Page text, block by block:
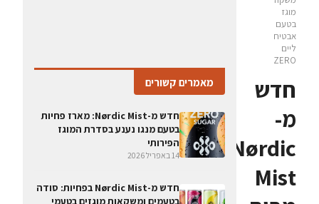
מוגז
בטעם
אבטיח
ליים
ZERO
חדש
מ-
Nørdic
Mist
מאמרים קשורים
חדש מ-Nørdic Mist: מארז פחיות
בטעם מנגו נענע בסדרת המוגז
הפירותי
14 באפריל 2026
חדש מ-Nørdic Mist בפחיות: סודה
בטעמים ומשקאות מוגזים בטעמי